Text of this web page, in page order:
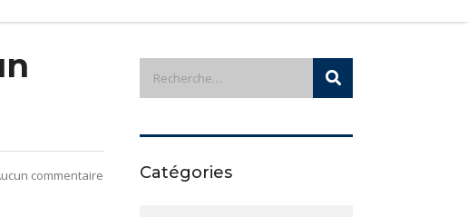
commentaire Catégories